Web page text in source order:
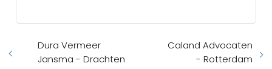
Dura Vermeer
Jansma - Drachten
Caland Advocaten
- Rotterdam